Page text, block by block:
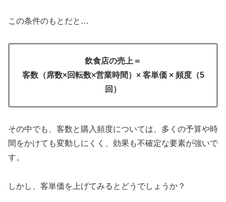
この条件のもとだと…
飲食店の売上＝
客数（席数×回転数×営業時間）× 客単価 × 頻度（5
回）
その中でも、客数と購入頻度については、多くの予算や時
間をかけても変動しにくく、効果も不確定な要素が強いで
す。
しかし、客単価を上げてみるとどうでしょうか？